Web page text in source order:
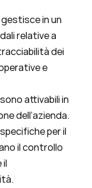
in un
relative a
dei
e
attivabili in
dell’azienda.
per il
il controllo
il